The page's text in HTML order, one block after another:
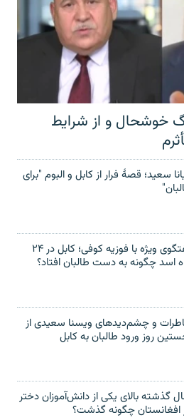
خوشحال و از شرایط
سعید؛ قصۀ فرار از کابل و البوم "برای
گفتگوی ویژه با فوزیه کوفی؛ کابل در ۲۴
اسد چگونه به دست طالبان افتاد؟
و چشم‌دید‌های ویسنا سعیدی از
روز ورود طالبان به کابل
گذشته بالای یکی از دانش‌آموزان دختر
افغانستان چگونه گذشت؟